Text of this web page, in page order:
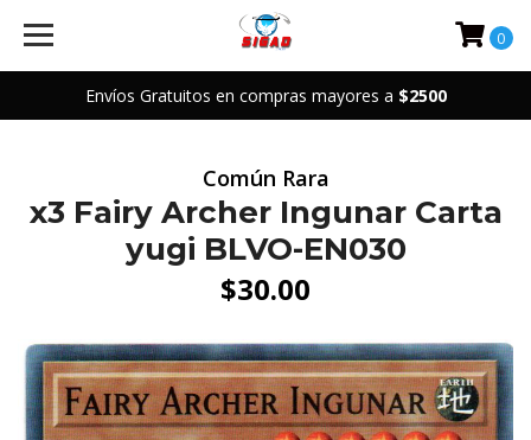
Envíos Gratuitos en compras mayores a $2500
0
Común Rara
x3 Fairy Archer Ingunar Carta
yugi BLVO-EN030
$30.00